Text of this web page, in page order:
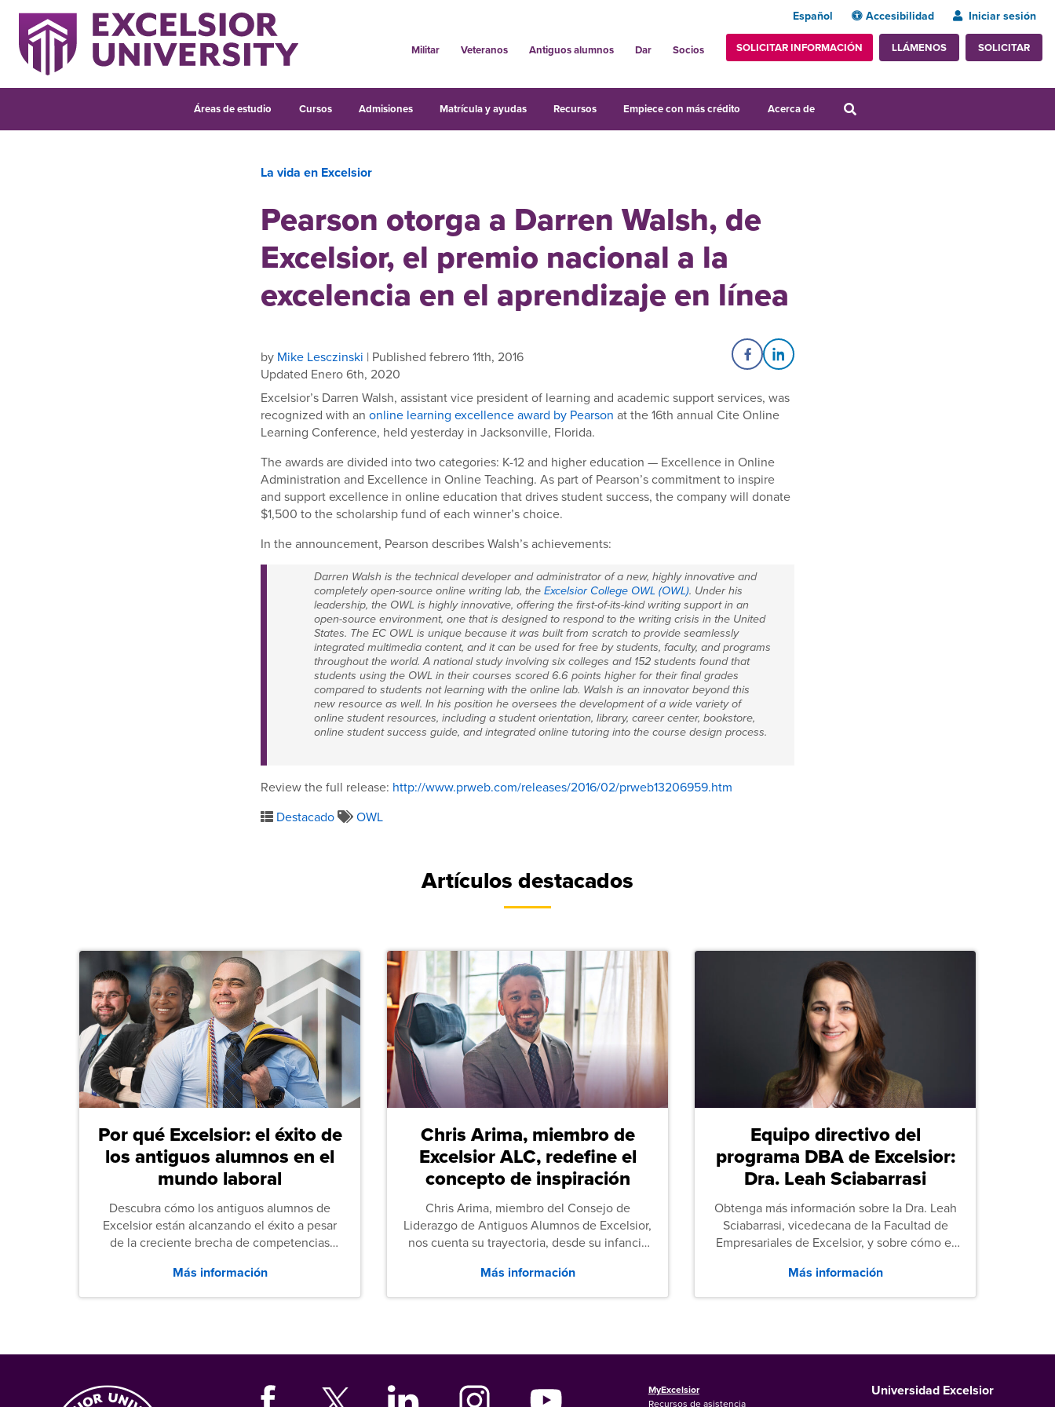
Español Accesibilidad Iniciar sesión
Militar Veteranos Antiguos alumnos Dar Socios SOLICITAR INFORMACIÓN LLÁMENOS SOLICITAR
Áreas de estudio Cursos Admisiones Matrícula y ayudas Recursos Empiece con más crédito Acerca de
La vida en Excelsior
Pearson otorga a Darren Walsh, de
Excelsior, el premio nacional a la
excelencia en el aprendizaje en línea
by Mike Lesczinski | Published febrero 11th, 2016
Updated Enero 6th, 2020
Share on Facebook
Share on LinkedIn
Excelsior’s Darren Walsh, assistant vice president of learning and academic support services, was
recognized with an online learning excellence award by Pearson at the 16th annual Cite Online
Learning Conference, held yesterday in Jacksonville, Florida.
The awards are divided into two categories: K-12 and higher education — Excellence in Online
Administration and Excellence in Online Teaching. As part of Pearson’s commitment to inspire
and support excellence in online education that drives student success, the company will donate
$1,500 to the scholarship fund of each winner’s choice.
In the announcement, Pearson describes Walsh’s achievements:
Darren Walsh is the technical developer and administrator of a new, highly innovative and
completely open-source online writing lab, the Excelsior College OWL (OWL). Under his
leadership, the OWL is highly innovative, offering the first-of-its-kind writing support in an
open-source environment, one that is designed to respond to the writing crisis in the United
States. The EC OWL is unique because it was built from scratch to provide seamlessly
integrated multimedia content, and it can be used for free by students, faculty, and programs
throughout the world. A national study involving six colleges and 152 students found that
students using the OWL in their courses scored 6.6 points higher for their final grades
compared to students not learning with the online lab. Walsh is an innovator beyond this
new resource as well. In his position he oversees the development of a wide variety of
online student resources, including a student orientation, library, career center, bookstore,
online student success guide, and integrated online tutoring into the course design process.
Review the full release: http://www.prweb.com/releases/2016/02/prweb13206959.htm
Destacado
OWL
Artículos destacados
Por qué Excelsior: el éxito de
los antiguos alumnos en el
mundo laboral
Descubra cómo los antiguos alumnos de
Excelsior están alcanzando el éxito a pesar
de la creciente brecha de competencias
tanto las empresas como los recién
graduados en todo Estados Unidos.
Más información
Chris Arima, miembro de
Excelsior ALC, redefine el
concepto de inspiración
Chris Arima, miembro del Consejo de
Liderazgo de Antiguos Alumnos de Excelsior,
nos cuenta su trayectoria, desde su infancia
posteriormente, sus estudios de Derecho.
Más información
Equipo directivo del
programa DBA de Excelsior:
Dra. Leah Sciabarrasi
Obtenga más información sobre la Dra. Leah
Sciabarrasi, vicedecana de la Facultad de
Empresariales de Excelsior, y sobre cómo el
Empresas (DBA) de la universidad apoya a los
estudiantes.
Más información
MyExcelsior
Recursos de asistencia
Universidad Excelsior